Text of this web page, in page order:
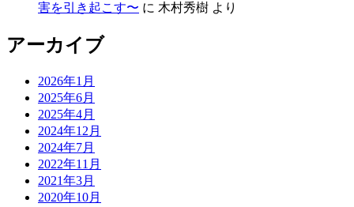
害を引き起こす〜 に 木村秀樹 より
アーカイブ
2026年1月
2025年6月
2025年4月
2024年12月
2024年7月
2022年11月
2021年3月
2020年10月